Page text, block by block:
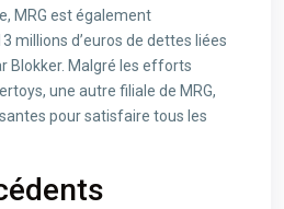
MRG est également
millions d’euros de dettes liées
Blokker. Malgré les efforts
une autre filiale de MRG,
pour satisfaire tous les